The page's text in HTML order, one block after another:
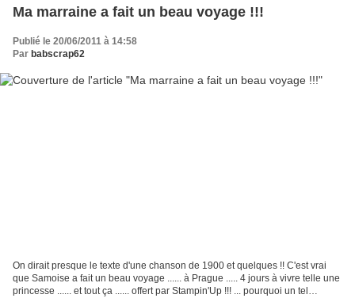
Ma marraine a fait un beau voyage !!!
Publié le 20/06/2011 à 14:58
Par babscrap62
On dirait presque le texte d'une chanson de 1900 et quelques !! C'est vrai
que Samoise a fait un beau voyage ...... à Prague ..... 4 jours à vivre telle une
princesse ...... et tout ça ...... offert par Stampin'Up !!! ... pourquoi un tel